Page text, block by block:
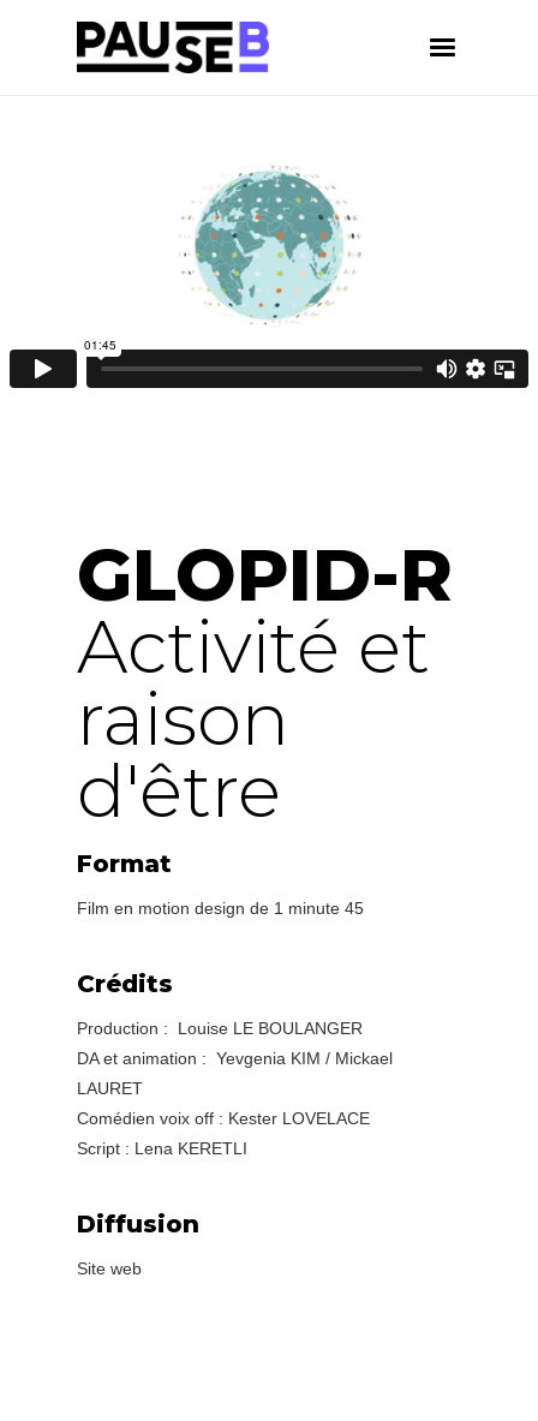
GLOPID-R
Activité et
raison
d'être
Format
Film en motion design de 1 minute 45
Crédits
Production : Louise LE BOULANGER
DA et animation : Yevgenia KIM / Mickael
LAURET
Comédien voix off : Kester LOVELACE
Script : Lena KERETLI
Diffusion
Site web